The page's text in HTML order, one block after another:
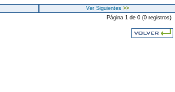
Ver Siguientes >>
Página 1 de 0 (0 registros)